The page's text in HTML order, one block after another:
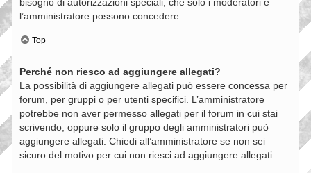
l’amministratore possono concedere.
Top
Perché non riesco ad aggiungere allegati?
La possibilità di aggiungere allegati può essere concessa per
forum, per gruppi o per utenti specifici. L’amministratore
potrebbe non aver permesso allegati per il forum in cui stai
scrivendo, oppure solo il gruppo degli amministratori può
aggiungere allegati. Chiedi all’amministratore se non sei
sicuro del motivo per cui non riesci ad aggiungere allegati.